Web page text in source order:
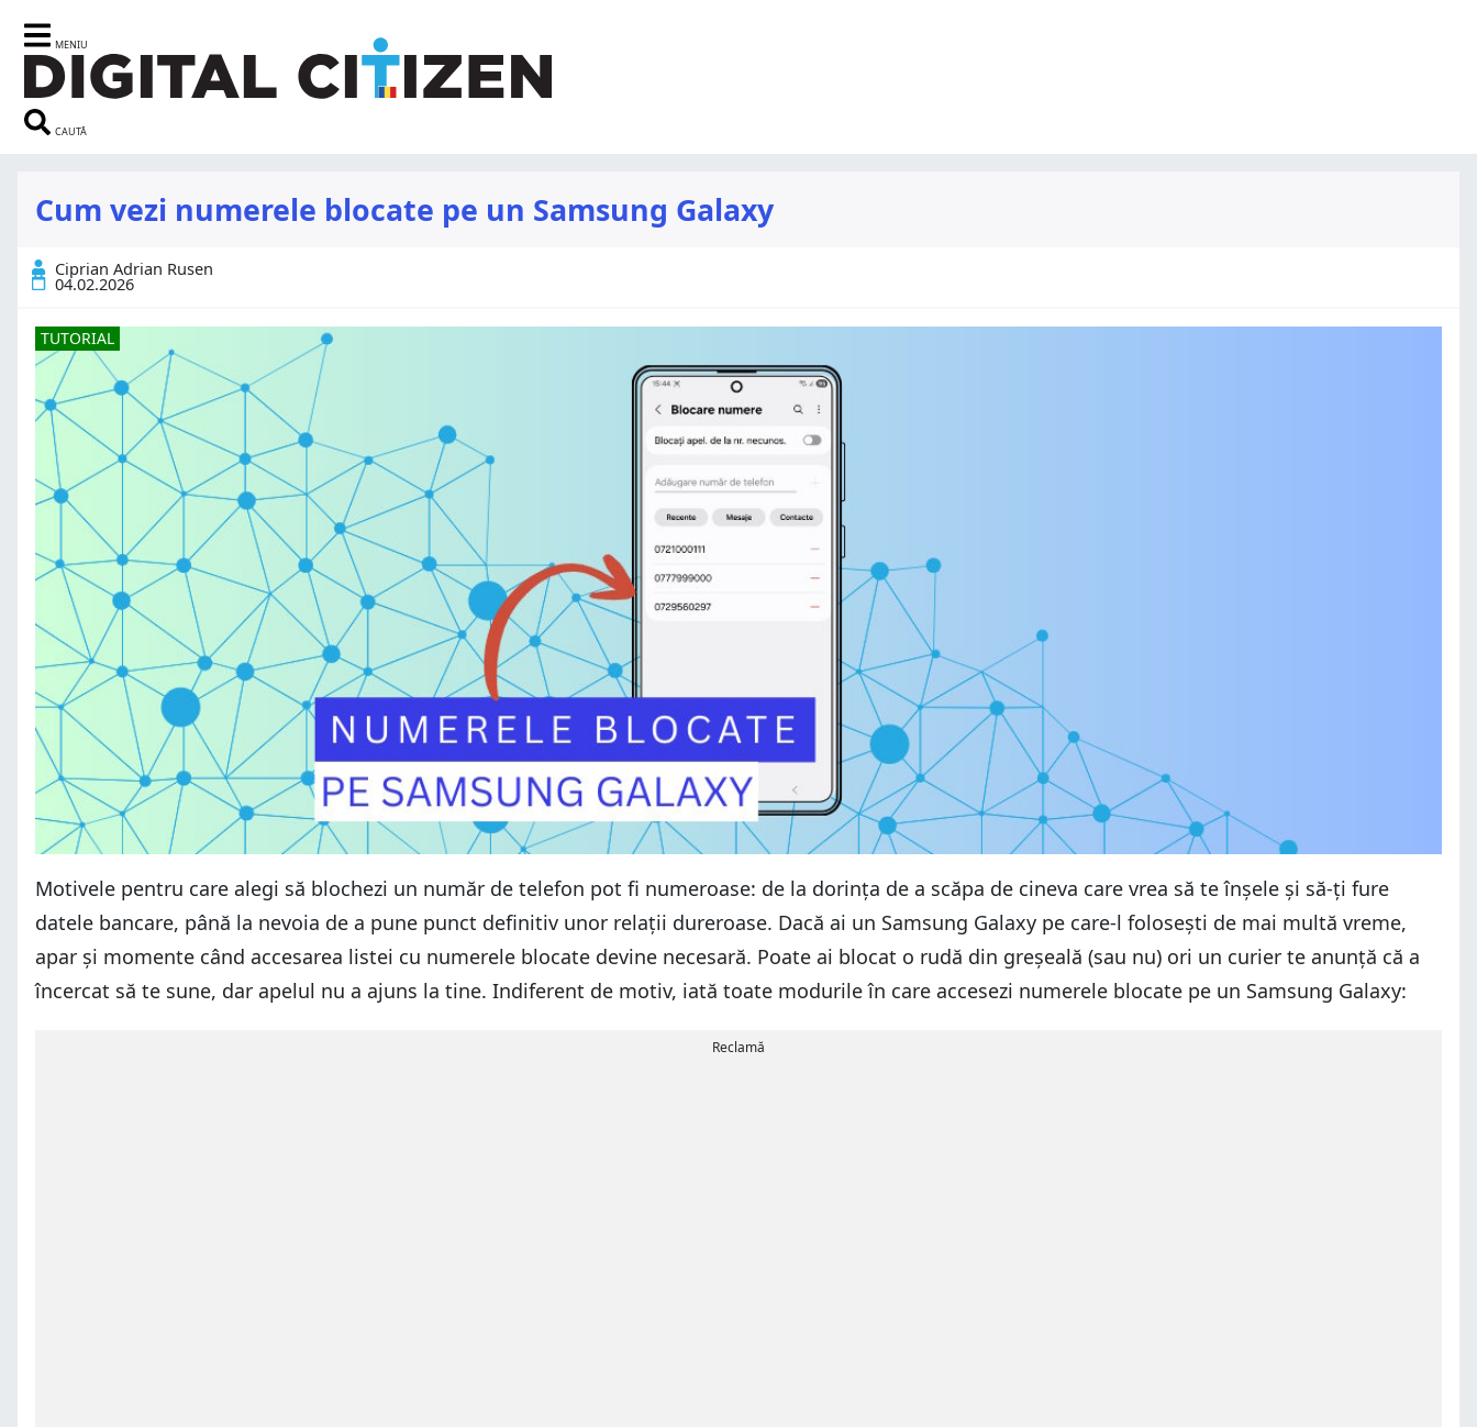
MENIU
CAUTĂ
Cum vezi numerele blocate pe un Samsung Galaxy
Ciprian Adrian Rusen
04.02.2026
TUTORIAL
Motivele pentru care alegi să blochezi un număr de telefon pot fi numeroase: de la dorința de a scăpa de cineva care vrea să te înșele și să-ți fure
datele bancare, până la nevoia de a pune punct definitiv unor relații dureroase. Dacă ai un Samsung Galaxy pe care-l folosești de mai multă vreme,
apar și momente când accesarea listei cu numerele blocate devine necesară. Poate ai blocat o rudă din greșeală (sau nu) ori un curier te anunță că a
încercat să te sune, dar apelul nu a ajuns la tine. Indiferent de motiv, iată toate modurile în care accesezi numerele blocate pe un Samsung Galaxy:
Reclamă